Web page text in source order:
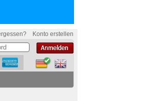
Konto erstellen